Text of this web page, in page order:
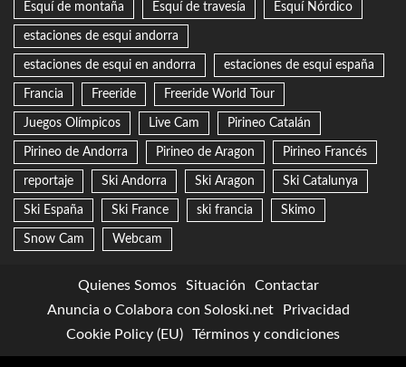
Esquí de montaña Esquí de travesía Esquí Nórdico
estaciones de esqui andorra
estaciones de esqui en andorra estaciones de esqui españa
Francia Freeride Freeride World Tour
Juegos Olímpicos Live Cam Pirineo Catalán
Pirineo de Andorra Pirineo de Aragon Pirineo Francés
reportaje Ski Andorra Ski Aragon Ski Catalunya
Ski España Ski France ski francia Skimo
Snow Cam Webcam
Quienes Somos Situación
Contactar
Anuncia o Colabora con Soloski.net
Privacidad
Cookie Policy (EU)
Términos y condiciones